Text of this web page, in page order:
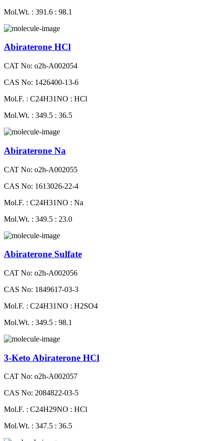
Mol.Wt. : 391.6 : 98.1
Abiraterone HCl
CAT No: o2h-A002054
CAS No: 1426400-13-6
Mol.F. : C24H31NO : HCl
Mol.Wt. : 349.5 : 36.5
Abiraterone Na
CAT No: o2h-A002055
CAS No: 1613026-22-4
Mol.F. : C24H31NO : Na
Mol.Wt. : 349.5 : 23.0
Abiraterone Sulfate
CAT No: o2h-A002056
CAS No: 1849617-03-3
Mol.F. : C24H31NO : H2SO4
Mol.Wt. : 349.5 : 98.1
3-Keto Abiraterone HCl
CAT No: o2h-A002057
CAS No: 2084822-03-5
Mol.F. : C24H29NO : HCl
Mol.Wt. : 347.5 : 36.5